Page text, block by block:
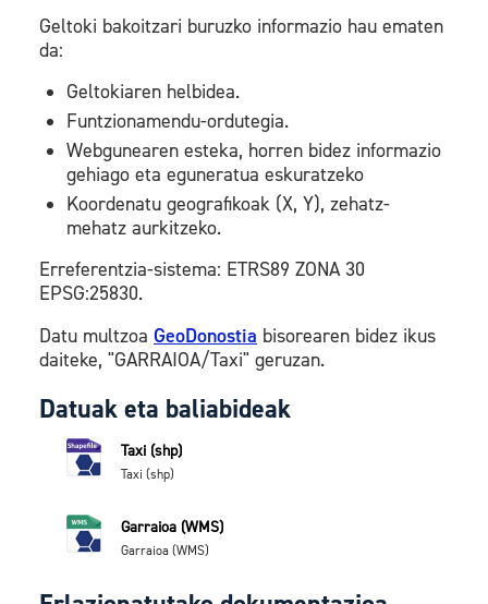
Geltoki bakoitzari buruzko informazio hau ematen
da:
Geltokiaren helbidea.
Funtzionamendu-ordutegia.
Webgunearen esteka, horren bidez informazio
gehiago eta eguneratua eskuratzeko
Koordenatu geografikoak (X, Y), zehatz-
mehatz aurkitzeko.
Erreferentzia-sistema: ETRS89 ZONA 30
EPSG:25830.
Datu multzoa GeoDonostia bisorearen bidez ikus
daiteke, "GARRAIOA/Taxi" geruzan.
Datuak eta baliabideak
Taxi (shp)
Taxi (shp)
Garraioa (WMS)
Garraioa (WMS)